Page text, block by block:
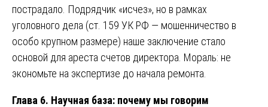
пострадало. Подрядчик «исчез», но в рамках
уголовного дела (ст. 159 УК РФ — мошенничество в
особо крупном размере) наше заключение стало
основой для ареста счетов директора. Мораль: не
экономьте на экспертизе до начала ремонта.
Глава 6. Научная база: почему мы говорим